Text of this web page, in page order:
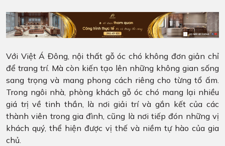
Với Việt Á Đông, nội thất gỗ óc chó không đơn giản chỉ
để trang trí. Mà còn kiến tạo lên những không gian sống
sang trọng và mang phong cách riêng cho từng tổ ấm.
Trong ngôi nhà, phòng khách gỗ óc chó mang lại nhiều
giá trị về tinh thần, là nơi giải trí và gắn kết của các
thành viên trong gia đình, cũng là nơi tiếp đón những vị
khách quý, thể hiện được vị thế và niềm tự hào của gia
chủ.